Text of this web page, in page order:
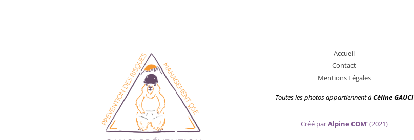
Accueil
Contact
Mentions Légales
Toutes les photos appartiennentàCéline GAUCI
Créé parAlpine COM’(2021)